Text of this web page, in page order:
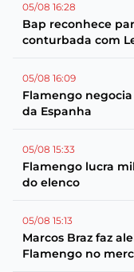
05/08 16:28
Bap reconhece
conturbada com
05/08 16:09
Flamengo
da Espanha
05/08 15:33
Flamengo lucra
do elenco
05/08 15:13
Marcos Braz faz
Flamengo no